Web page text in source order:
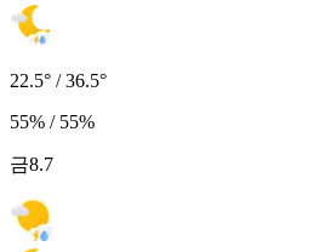
22.5° / 36.5°
55% / 55%
금8.7